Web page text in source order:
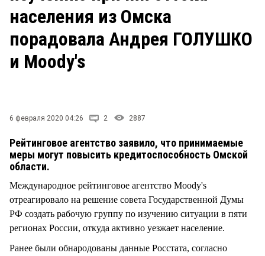
НОВОСТИ КОМПАНИЙ
СТИЛЬ ЖИЗНИ
Архив
населения из Омска
порадовала Андрея ГОЛУШКО
и Moody's
6 февраля 2020 04:26 2 2887
Рейтинговое агентство заявило, что принимаемые
меры могут повысить кредитоспособность Омской
области.
Международное рейтинговое агентство Moody's
отреагировало на решение совета Государственной Думы
РФ создать рабочую группу по изучению ситуации в пяти
регионах России, откуда активно уезжает население.
Ранее были обнародованы данные Росстата, согласно